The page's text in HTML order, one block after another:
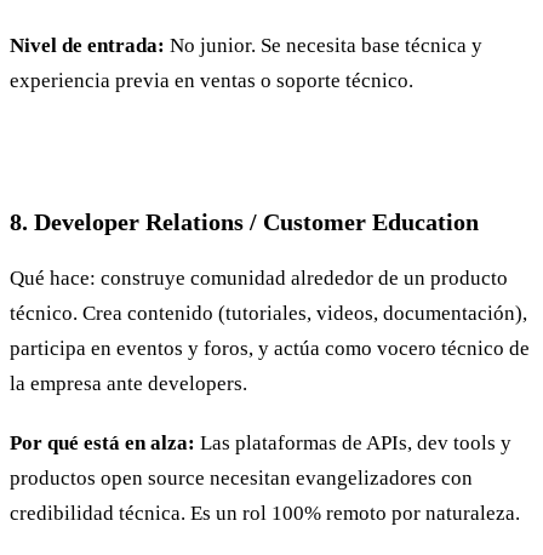
Nivel de entrada: No junior. Se necesita base técnica y
experiencia previa en ventas o soporte técnico.
8. Developer Relations / Customer Education
Qué hace: construye comunidad alrededor de un producto
técnico. Crea contenido (tutoriales, videos, documentación),
participa en eventos y foros, y actúa como vocero técnico de
la empresa ante developers.
Por qué está en alza: Las plataformas de APIs, dev tools y
productos open source necesitan evangelizadores con
credibilidad técnica. Es un rol 100% remoto por naturaleza.